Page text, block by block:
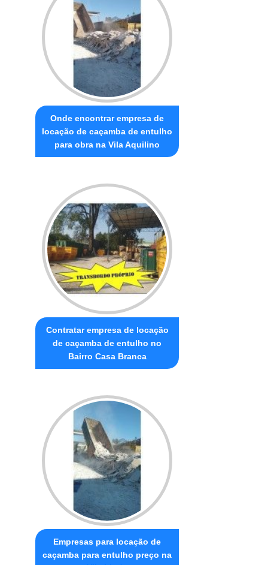
Onde encontrar empresa de
locação de caçamba de entulho
para obra na Vila Aquilino
Contratar empresa de locação
de caçamba de entulho no
Bairro Casa Branca
Empresas para locação de
caçamba para entulho preço na